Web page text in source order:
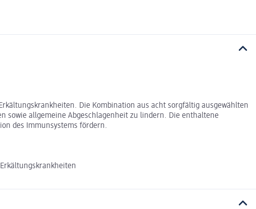
Die Kombination aus acht sorgfältig ausgewählten
sowie allgemeine Abgeschlagenheit zu lindern. Die enthaltene
des Immunsystems fördern.